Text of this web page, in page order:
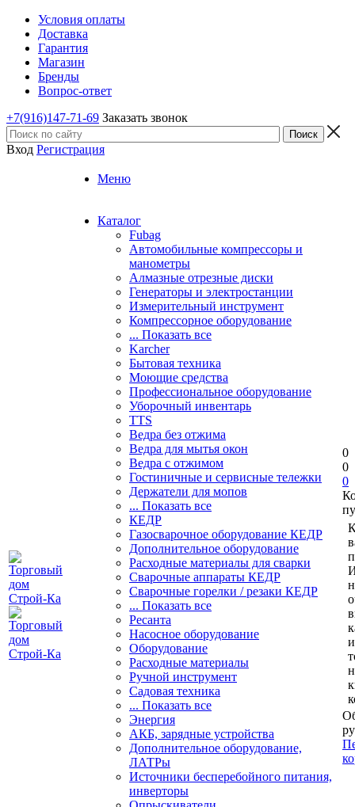
Условия оплаты
Доставка
Гарантия
Магазин
Бренды
Вопрос-ответ
+7(916)147-71-69 Заказать звонок
Вход Регистрация
Меню
Каталог
Fubag
Автомобильные компрессоры и
манометры
Алмазные отрезные диски
Генераторы и электростанции
Измерительный инструмент
Компрессорное оборудование
... Показать все
Karcher
Бытовая техника
Моющие средства
Профессиональное оборудование
Уборочный инвентарь
TTS
Ведра без отжима
Ведра для мытья окон
Ведра с отжимом
Гостиничные и сервисные тележки
Держатели для мопов
... Показать все
КЕДР
Газосварочное оборудование КЕДР
Дополнительное оборудование
Расходные материалы для сварки
Сварочные аппараты КЕДР
Сварочные горелки / резаки КЕДР
... Показать все
Ресанта
Насосное оборудование
Оборудование
Расходные материалы
Ручной инструмент
Садовая техника
... Показать все
Энергия
АКБ, зарядные устройства
Дополнительное оборудование,
ЛАТРы
Источники бесперебойного питания,
инверторы
0
0
0